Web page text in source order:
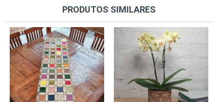
PRODUTOS SIMILARES